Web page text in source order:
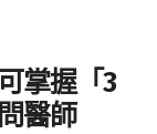
掌握「3
醫師